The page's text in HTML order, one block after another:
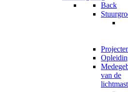
Back
van de
lichtmast